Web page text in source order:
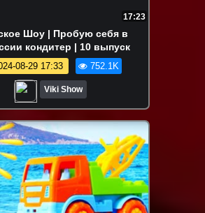
17:23
Шоу | Пробую себя в
кондитер | 10 выпуск
08-29 17:33 752.1K
Viki Show